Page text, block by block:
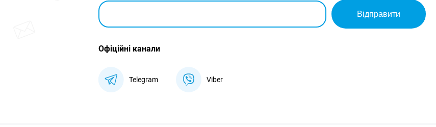
Відправити
Офіційні канали
Telegram Viber